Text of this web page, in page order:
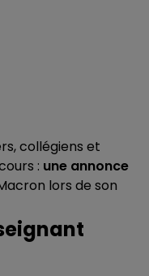
collégiens et
: une annonce
lors de son